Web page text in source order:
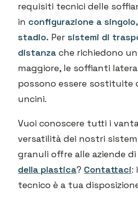
requisiti tecnici delle
in configurazione a
stadio. Per sistemi di
distanza che richiedono
maggiore, le soffianti
possono essere sostituite
uncini.
Vuoi conoscere tutti i
versatilità dei nostri
granuli offre alle aziende di
della plastica? Contattaci:
tecnico è a tua